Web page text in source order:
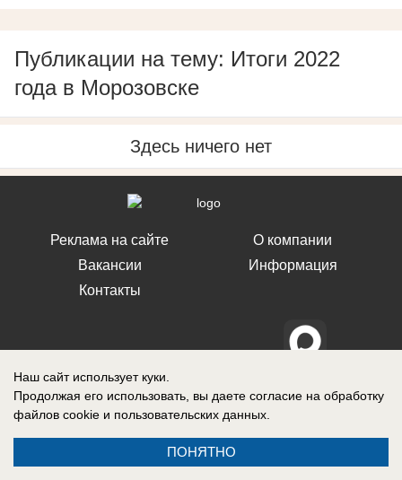
Публикации на тему: Итоги 2022
года в Морозовске
Здесь ничего нет
Реклама на сайте
Вакансии
Контакты
О компании
Информация
Свидетельство о регистрации СМИ: Эл № ФС 77-76240, выдано
Федеральной службой по надзору в сфере связи, информационных
технологий и массовых коммуникаций (Роскомнадзор) 19 июля 2019 г.
Наш сайт использует куки.
Продолжая его использовать, вы даете согласие на обработку
файлов cookie и пользовательских данных.
ПОНЯТНО